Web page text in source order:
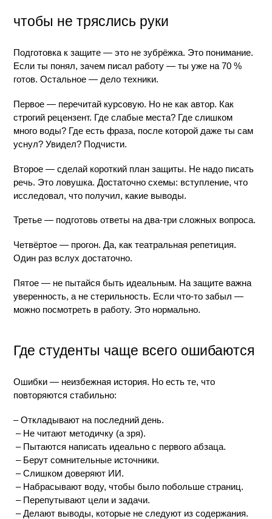
чтобы не тряслись руки
Подготовка к защите — это не зубрёжка. Это понимание.
Если ты понял, зачем писал работу — ты уже на 70 %
готов. Остальное — дело техники.
Первое — перечитай курсовую. Но не как автор. Как
строгий рецензент. Где слабые места? Где слишком
много воды? Где есть фраза, после которой даже ты сам
уснул? Увидел? Подчисти.
Второе — сделай короткий план защиты. Не надо писать
речь. Это ловушка. Достаточно схемы: вступление, что
исследовал, что получил, какие выводы.
Третье — подготовь ответы на два-три сложных вопроса.
Четвёртое — прогон. Да, как театральная репетиция.
Один раз вслух достаточно.
Пятое — не пытайся быть идеальным. На защите важна
уверенность, а не стерильность. Если что-то забыл —
можно посмотреть в работу. Это нормально.
Где студенты чаще всего ошибаются
Ошибки — неизбежная история. Но есть те, что
повторяются стабильно:
– Откладывают на последний день.
– Не читают методичку (а зря).
– Пытаются написать идеально с первого абзаца.
– Берут сомнительные источники.
– Слишком доверяют ИИ.
– Набрасывают воду, чтобы было побольше страниц.
– Перепутывают цели и задачи.
– Делают выводы, которые не следуют из содержания.